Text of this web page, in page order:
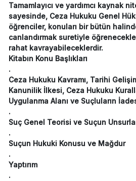
Tamamlayıcı ve yardımcı kaynak
sayesinde, Ceza Hukuku Genel
öğrenciler, konuları bir bütün
canlandırmak suretiyle
rahat kavrayabileceklerdir.
Kitabın Konu Başlıkları
.
Ceza Hukuku Kavramı, Tarihi
Kanunilik İlkesi, Ceza Hukuku
Uygulanma Alanı ve Suçluların
.
Suç Genel Teorisi ve Suçun
.
Suçun Hukuki Konusu ve Mağdur
.
Yaptırım
.